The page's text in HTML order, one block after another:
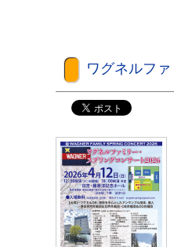
ワグネルフ